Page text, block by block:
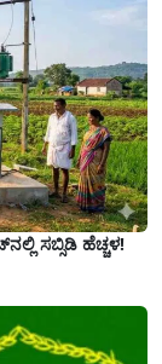
ಸಬ್ಸಿಡಿ ಹೆಚ್ಚಳ!